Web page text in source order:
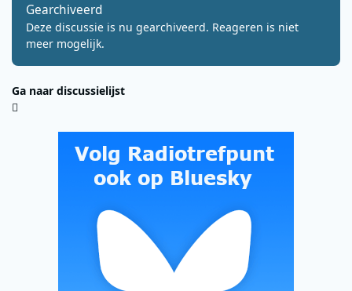
Gearchiveerd
Deze discussie is nu gearchiveerd. Reageren is niet
meer mogelijk.
Ga naar discussielijst